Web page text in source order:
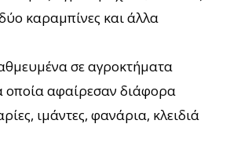
καραμπίνες και άλλα
σε αγροκτήματα
οποία αφαίρεσαν διάφορα
ιμάντες, φανάρια, κλειδιά